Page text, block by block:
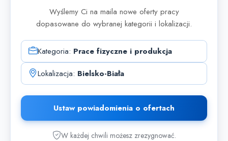
Wyślemy Ci na maila nowe oferty pracy
dopasowane do wybranej kategorii i lokalizacji.
Kategoria: Prace fizyczne i produkcja
Lokalizacja: Bielsko-Biała
Ustaw powiadomienia o ofertach
W każdej chwili możesz zrezygnować.